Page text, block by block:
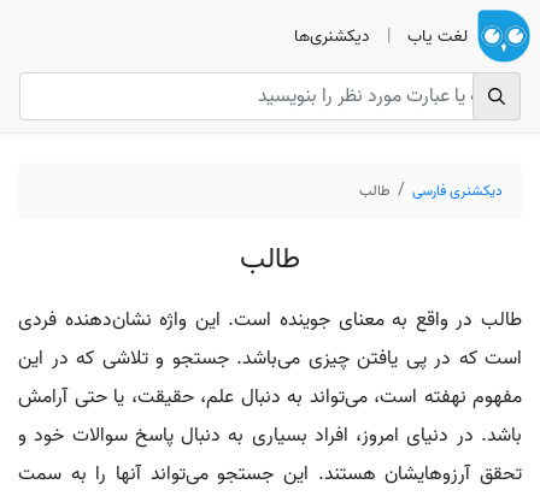
لغت یاب | دیکشنری‌ها
دیکشنری فارسی طالب
طالب
طالب در واقع به معنای جوینده است. این واژه نشان‌دهنده فردی
است که در پی یافتن چیزی می‌باشد. جستجو و تلاشی که در این
مفهوم نهفته است، می‌تواند به دنبال علم، حقیقت، یا حتی آرامش
باشد. در دنیای امروز، افراد بسیاری به دنبال پاسخ سوالات خود و
تحقق آرزوهایشان هستند. این جستجو می‌تواند آنها را به سمت